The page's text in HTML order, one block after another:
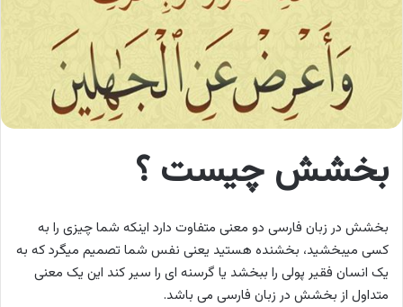
بخشش چیست ؟
بخشش در زبان فارسی دو معنی متفاوت دارد اینکه شما چیزی را به
کسی میبخشید، بخشنده هستید یعنی نفس شما تصمیم میگرد که به
یک انسان فقیر پولی را ببخشد یا گرسنه ای را سیر کند این یک معنی
متداول از بخشش در زبان فارسی می باشد.